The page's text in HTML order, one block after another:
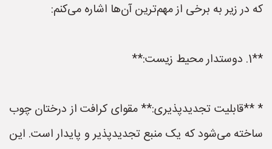
که در زیر به برخی از مهم‌ترین آن‌ها اشاره می‌کنم:
**1. دوستدار محیط زیست:**
* **قابلیت تجدیدپذیری:** مقوای کرافت از درختان چوب
ساخته می‌شود که یک منبع تجدیدپذیر و پایدار است. این